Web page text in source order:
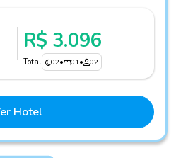
R$ 3.096
Total 02• 01• 02
Hotel